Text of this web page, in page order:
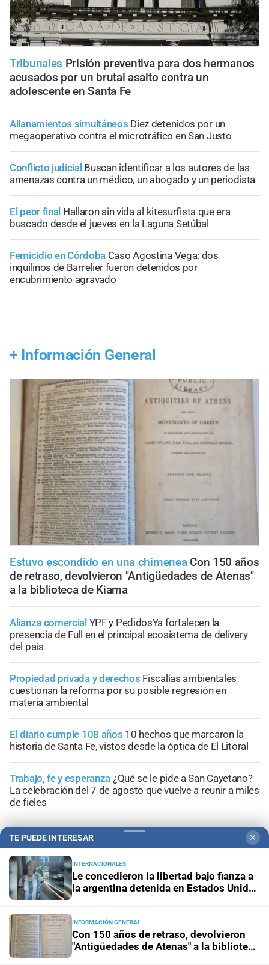
Tribunales Prisión preventiva para dos hermanos
acusados por un brutal asalto contra un
adolescente en Santa Fe
Allanamientos simultáneos Diez detenidos por un
megaoperativo contra el microtráfico en San Justo
Conflicto judicial Buscan identificar a los autores de las
amenazas contra un médico, un abogado y un periodista
El peor final Hallaron sin vida al kitesurfista que era
buscado desde el jueves en la Laguna Setúbal
Femicidio en Córdoba Caso Agostina Vega: dos
inquilinos de Barrelier fueron detenidos por
encubrimiento agravado
+ Información General
Estuvo escondido en una chimenea Con 150 años
de retraso, devolvieron "Antigüedades de Atenas"
a la biblioteca de Kiama
Alianza comercial YPF y PedidosYa fortalecen la
presencia de Full en el principal ecosistema de delivery
del país
Propiedad privada y derechos Fiscalías ambientales
cuestionan la reforma por su posible regresión en
materia ambiental
El diario cumple 108 años 10 hechos que marcaron la
historia de Santa Fe, vistos desde la óptica de El Litoral
Trabajo, fe y esperanza ¿Qué se le pide a San Cayetano?
La celebración del 7 de agosto que vuelve a reunir a miles
de fieles
TE PUEDE INTERESAR ✕
INTERNACIONALES
Le concedieron la libertad bajo fianza a
la argentina detenida en Estados Unidos
INFORMACIÓN GENERAL
Con 150 años de retraso, devolvieron
"Antigüedades de Atenas" a la biblioteca